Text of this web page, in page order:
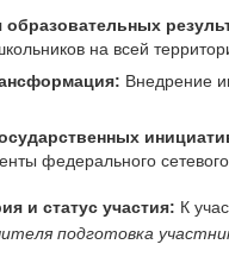
на всей
Внедрение
федерального
и статус участия: К
подготовка